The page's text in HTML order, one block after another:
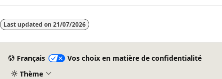
Last updated on 21/07/2026
Français
Vos choix en matière de confidentialité
Thème